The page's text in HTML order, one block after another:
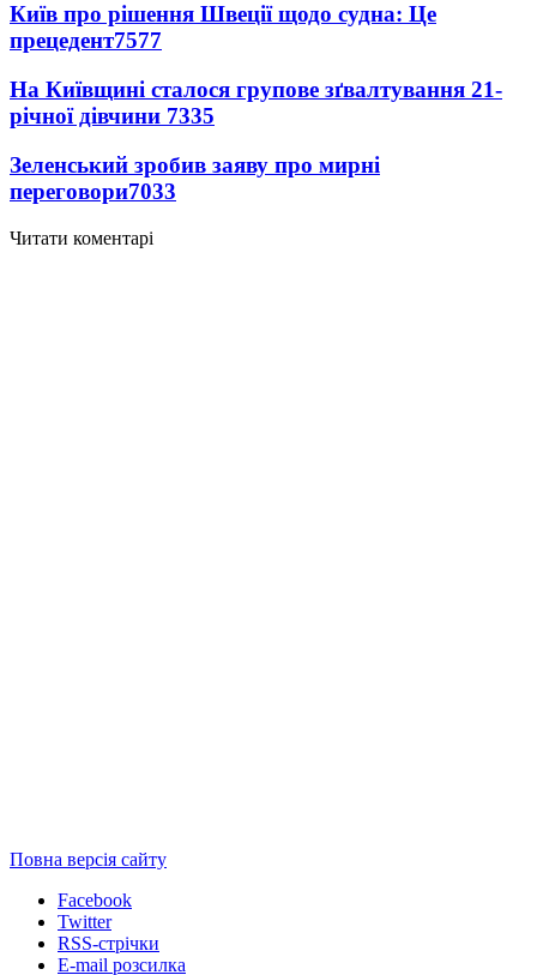
Київ про рішення Швеції щодо судна: Це
прецедент7577
На Київщині сталося групове зґвалтування 21-
річної дівчини 7335
Зеленський зробив заяву про мирні
переговори7033
Читати коментарі
Повна версія сайту
Facebook
Twitter
RSS-стрічки
E-mail розсилка